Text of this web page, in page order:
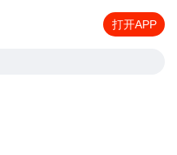
打开APP